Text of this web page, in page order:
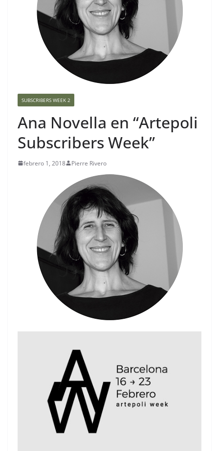
SUBSCRIBERS WEEK 2
Ana Novella en “Artepoli
Subscribers Week”
febrero 1, 2018 Pierre Rivero